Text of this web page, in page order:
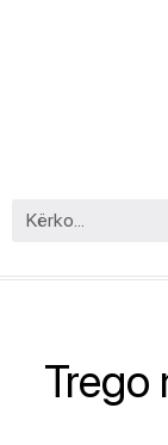
Trego